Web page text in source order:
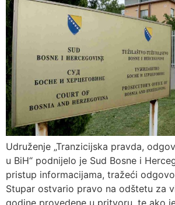
Udruženje „Tranzicijska pravda,
u BiH“ podnijelo je Sud Bosne i
pristup informacijama, tražeći
Stupar ostvario pravo na odštetu za